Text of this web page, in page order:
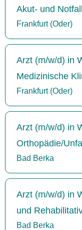
Akut- und
Frankfurt (Oder)
Arzt (m/w/d) in
Medizinische
Frankfurt (Oder)
Arzt (m/w/d) in
Orthopädie/
Bad Berka
Arzt (m/w/d) in
und
Bad Berka